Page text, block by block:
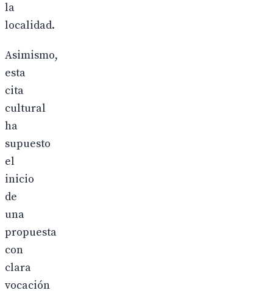
la
localidad.
Asimismo,
esta
cita
cultural
ha
supuesto
el
inicio
de
una
propuesta
con
clara
vocación